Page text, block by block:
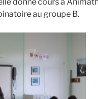
au groupe B.